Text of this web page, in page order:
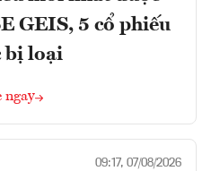
GEIS, 5 cổ phiếu
bị loại
ngay
09:17, 07/08/2026